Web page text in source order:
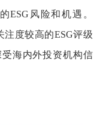
ESG风险和机遇。
注度较高的ESG评级
海内外投资机构信